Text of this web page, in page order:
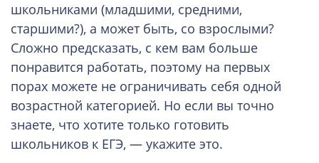
школьниками (младшими, средними,
старшими?), а может быть, со взрослыми?
Сложно предсказать, с кем вам больше
понравится работать, поэтому на первых
порах можете не ограничивать себя одной
возрастной категорией. Но если вы точно
знаете, что хотите только готовить
школьников к ЕГЭ, — укажите это.